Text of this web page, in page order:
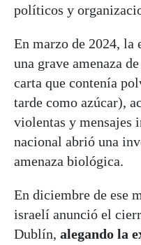
políticos y
En marzo de 2024, la
una grave amenaza
carta que contenía
tarde como azúcar),
violentas y
nacional abrió una
amenaza biológica.
En diciembre de ese
israelí anunció el
Dublín, alegando la